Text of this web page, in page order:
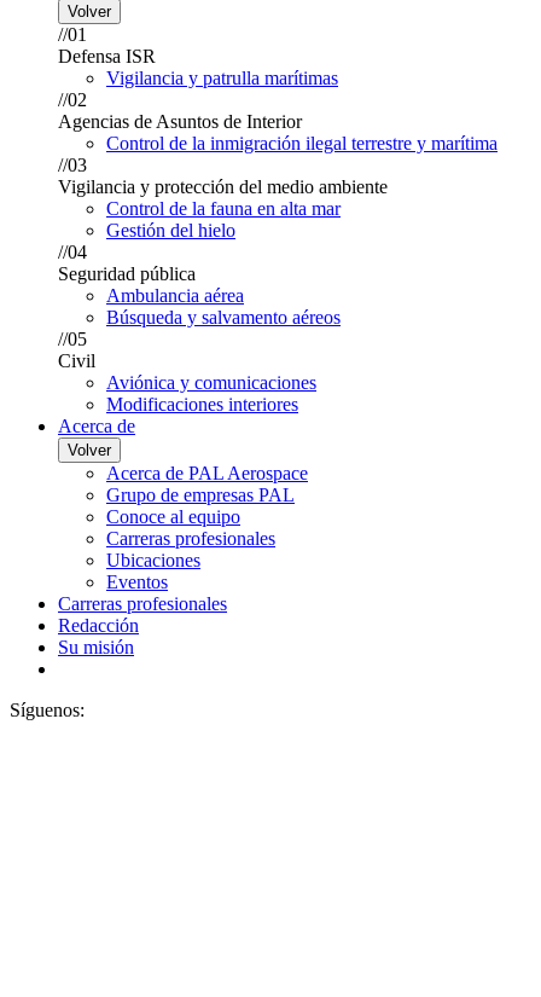
Volver
//01
Defensa ISR
Vigilancia y patrulla marítimas
//02
Agencias de Asuntos de Interior
Control de la inmigración ilegal terrestre y marítima
//03
Vigilancia y protección del medio ambiente
Control de la fauna en alta mar
Gestión del hielo
//04
Seguridad pública
Ambulancia aérea
Búsqueda y salvamento aéreos
//05
Civil
Aviónica y comunicaciones
Modificaciones interiores
Acerca de
Volver
Acerca de PAL Aerospace
Grupo de empresas PAL
Conoce al equipo
Carreras profesionales
Ubicaciones
Eventos
Carreras profesionales
Redacción
Su misión
Síguenos: